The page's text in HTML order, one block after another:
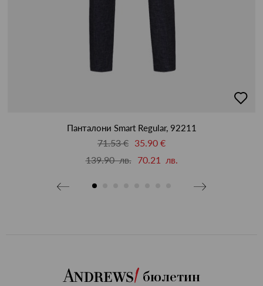
в
Панталони Smart Regular, 92211
71.53 € 35.90 €
139.90 лв.
70.21 лв.
бюлетин